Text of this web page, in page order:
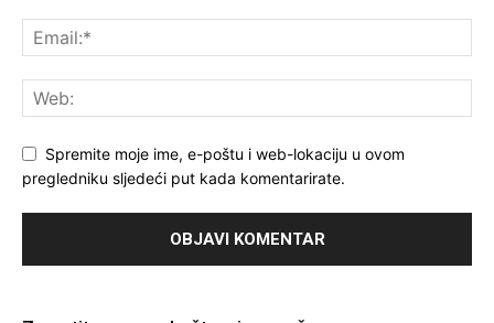
Spremite moje ime, e-poštu i web-lokaciju u ovom
pregledniku sljedeći put kada komentarirate.